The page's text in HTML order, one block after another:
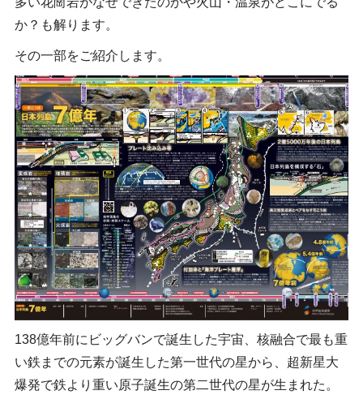
か？も解ります。
その一部をご紹介します。
138億年前にビッグバンで誕生した宇宙、核融合で最も重
い鉄までの元素が誕生した第一世代の星から、超新星大
爆発で鉄より重い原子誕生の第二世代の星が生まれた。